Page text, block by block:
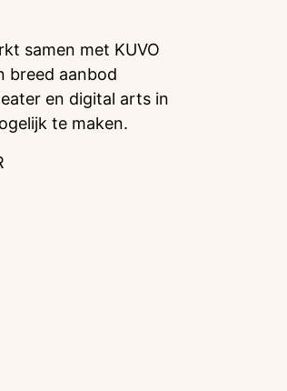
samen met KUVO
breed aanbod
en digital arts in
te maken.